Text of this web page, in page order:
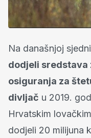
Na današnjoj
dodjeli sredstava
osiguranja za
divljač u 2019.
Hrvatskim
dodjeli 20 milijuna